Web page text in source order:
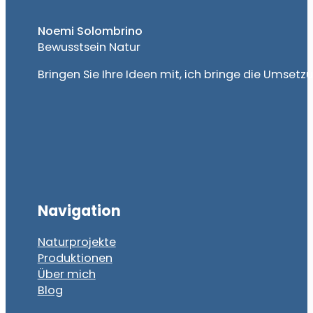
Noemi Solombrino
Bewusstsein Natur
Bringen Sie Ihre Ideen mit, ich bringe die
Navigation
Naturprojekte
Produktionen
Über mich
Blog